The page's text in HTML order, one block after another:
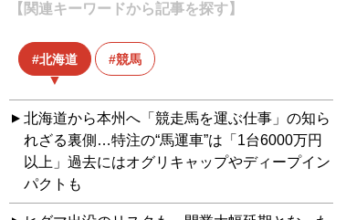
【関連キーワードから記事を探す】
北海道 競馬
北海道から本州へ「競走馬を運ぶ仕事」の知ら
れざる裏側…特注の“馬運車”は「1台6000万円
以上」過去にはオグリキャップやディープイン
パクトも